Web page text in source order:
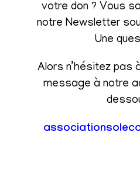
votre don ? Vous
notre Newsletter
Une
Alors n’hésitez pas
message à notre